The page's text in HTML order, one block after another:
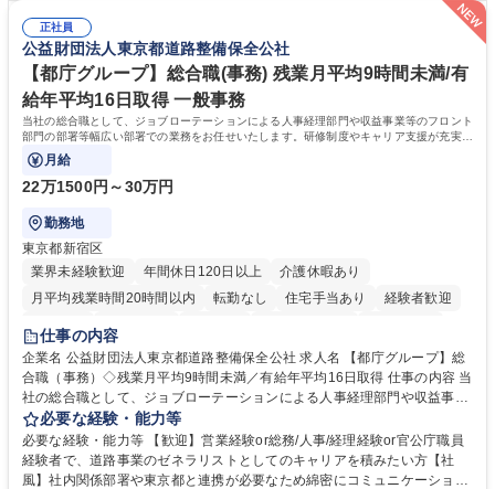
常に改善を目指す風土のため、安心して業務に取り組んでいただけます。
募集職種 【大阪・京都・滋賀】営業事務 ※未経験可
により、キーエンスの付加価値向上に貢献します。ベースの定型業務に加
えて、お客様や社員の状況に合わせ、能動的なサポート、改善の動きも期
待され。組織を支えるスペシャリストとして、チームに貢献し、結果的に
社員から頼られる存在になることができます。平均19:30の退勤以降の業
務の持ち帰りも禁止されており、メリハリのある働き方となります。 学
歴・資格 学歴：大学院 大学 高専 短大 語学力： 資格：
正社員
公益財団法人東京都道路整備保全公社
【都庁グループ】総合職(事務) 残業月平均9時間未満/有
給年平均16日取得 一般事務
当社の総合職として、ジョブローテーションによる人事経理部門や収益事業等のフロント
部門の部署等幅広い部署での業務をお任せいたします。研修制度やキャリア支援が充実し
ております！ ※下記業務詳細
月給
22万1500円～30万円
勤務地
東京都新宿区
業界未経験歓迎
年間休日120日以上
介護休暇あり
月平均残業時間20時間以内
転勤なし 住宅手当あり
経験者歓迎
研修あり
退職金あり
駅近5分以内
資格取得手当あり 食事補助あり
仕事の内容
企業名 公益財団法人東京都道路整備保全公社 求人名 【都庁グループ】総
合職（事務）◇残業月平均9時間未満／有給年平均16日取得 仕事の内容 当
社の総合職として、ジョブローテーションによる人事経理部門や収益事業
等のフロント部門の部署等幅広い部署での業務をお任せいたします。研修
制度やキャリア支援が充実しております！ ※下記業務詳細 【業務詳細】■
管理部門：広報、人事、経理など当公社の運営に係る管理業務 ■収益部
門：駐車場の新規開拓、管理運営、新宿駅西口広場の「イベントコーナ
必要な経験・能力等
必要な経験・能力等 【歓迎】営業経験or総務/人事/経理経験or官公庁職員
経験者で、道路事業のゼネラリストとしてのキャリアを積みたい方【社
風】社内関係部署や東京都と連携が必要なため綿密にコミュニケーション